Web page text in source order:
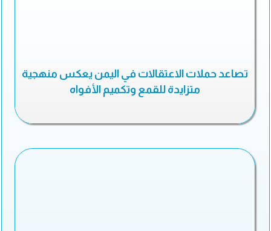
تصاعد حملات الاعتقالات في اليمن يعكس منهجية
متزايدة للقمع وتكميم الأفواه